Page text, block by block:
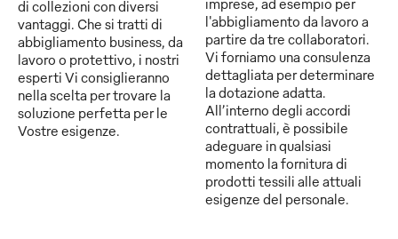
di collezioni con diversi
vantaggi. Che si tratti di
abbigliamento business, da
lavoro o protettivo, i nostri
esperti Vi consiglieranno
nella scelta per trovare la
soluzione perfetta per le
Vostre esigenze.
l'abbigliamento da lavoro a
partire da tre collaboratori.
Vi forniamo una consulenza
dettagliata per determinare
la dotazione adatta.
All’interno degli accordi
contrattuali, è possibile
adeguare in qualsiasi
momento la fornitura di
prodotti tessili alle attuali
esigenze del personale.